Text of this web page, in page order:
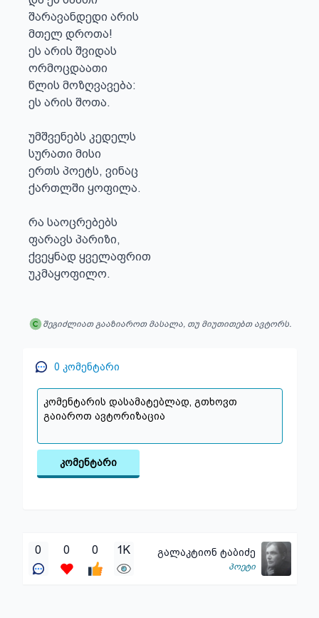
შარავანდედი არის
მთელ დროთა!
ეს არის შვიდას
ორმოცდაათი
წლის მოზღვავება:
ეს არის შოთა.
უმშვენებს კედელს
სურათი მისი
ერთს პოეტს, ვინაც
ქართლში ყოფილა.
რა საოცრებებს
ფარავს პარიზი,
ქვეყნად ყველაფრით
უკმაყოფილო.
შეგიძლიათ გააზიაროთ მასალა, თუ მიუთითებთ ავტორს.
0 კომენტარი
კომენტარი
0 0 0 1K გალაკტიონ ტაბიძე
პოეტი